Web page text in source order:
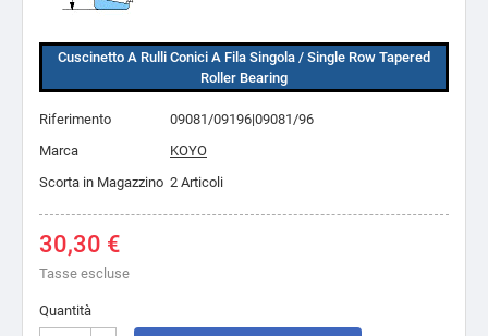
Cuscinetto A Rulli Conici A Fila Singola / Single Row Tapered
Roller Bearing
Riferimento
09081/09196|09081/96
Marca
KOYO
Scorta in Magazzino 2 Articoli
30,30 €
Tasse escluse
Quantità